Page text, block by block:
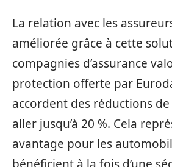
La relation avec les
améliorée grâce à cette
compagnies d’assurance
protection offerte par
accordent des réductions
aller jusqu’à 20 %. Cela
avantage pour les